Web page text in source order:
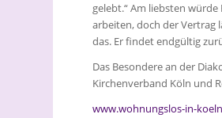
gelebt.“ Am liebsten
arbeiten, doch der Vertrag
das. Er findet endgültig
Das Besondere an der
Kirchenverband Köln und
www.wohnungslos-in-